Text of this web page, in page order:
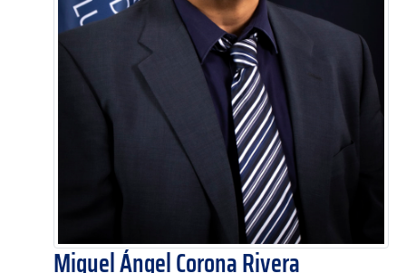
Miguel Ángel Corona Rivera